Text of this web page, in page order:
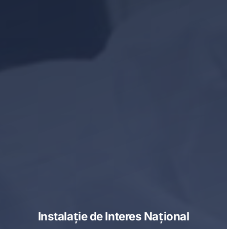
Instalație de Interes Național